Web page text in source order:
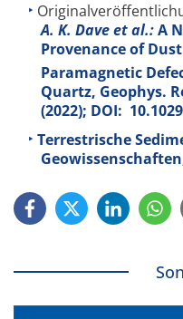
A. K. Dave et al.:A
Provenance of
Paramagnetic
Quartz, Geophys.
(2022); DOI:
Terrestrische